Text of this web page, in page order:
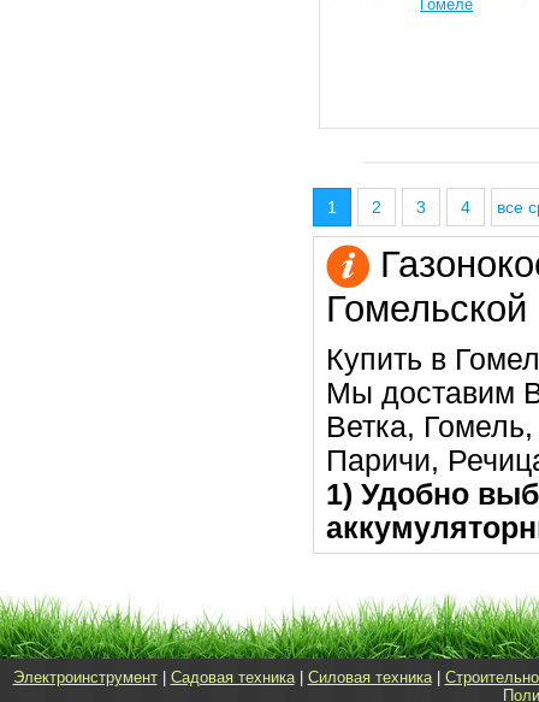
1 2 3 4 все
Гомельской
Купить в
Мы доставим
Ветка,
Паричи,
1) Удобно
Электроинструмент| Садовая техника| Силовая техника|